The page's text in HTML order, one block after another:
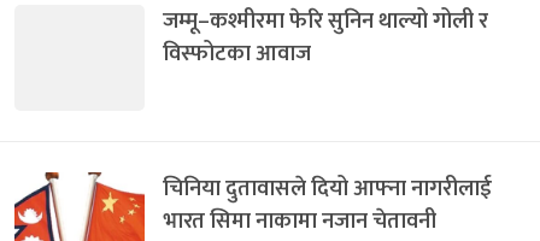
जम्मू–कश्मीरमा फेरि सुनिन थाल्यो गोली र
विस्फोटका आवाज
चिनिया दुतावासले दियो आफ्ना नागरीलाई
भारत सिमा नाकामा नजान चेतावनी